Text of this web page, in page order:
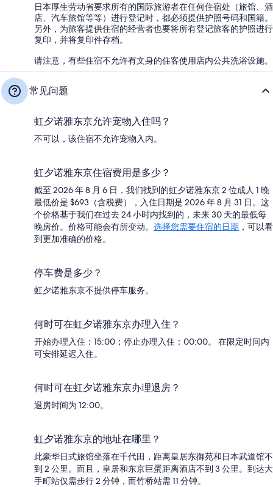
日本厚生劳动省要求所有的国际旅游者在任何住宿处（旅馆、酒
店、汽车旅馆等等）进行登记时，都必须提供护照号码和国籍。
另外，为旅客提供住宿的经营者也要将所有登记旅客的护照进行
复印，并将复印件存档。
请注意，有些住宿不允许有文身的住客使用店内公共洗浴设施。
常见问题
虹夕诺雅东京允许宠物入住吗？
不可以，该住宿不允许宠物入内。
虹夕诺雅东京住宿费用是多少？
截至 2026 年 8 月 6 日，我们找到的虹夕诺雅东京 2 位成人 1 晚
最低价是 $693（含税费），入住日期是 2026 年 8 月 31 日。这
个价格基于我们在过去 24 小时内找到的，未来 30 天的最低每
晚房价。价格可能会有所变动。 选择您需要住宿的日期 ，可以看
到更加准确的价格。
停车费是多少？
虹夕诺雅东京不提供停车服务。
何时可在虹夕诺雅东京办理入住？
开始办理入住：15:00；停止办理入住：00:00。 在限定时间内
可安排延迟入住。
何时可在虹夕诺雅东京办理退房？
退房时间为 12:00。
虹夕诺雅东京的地址在哪里？
此豪华日式旅馆坐落在千代田，距离皇居东御苑和日本武道馆不
到 2 公里。而且，皇居和东京巨蛋距离酒店不到 3 公里。到达大
手町站仅需步行 2 分钟，而竹桥站需 11 分钟。